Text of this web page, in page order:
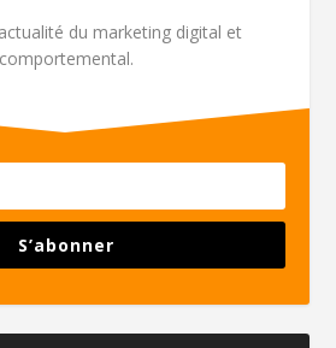
du marketing digital et
comportemental.
S’abonner